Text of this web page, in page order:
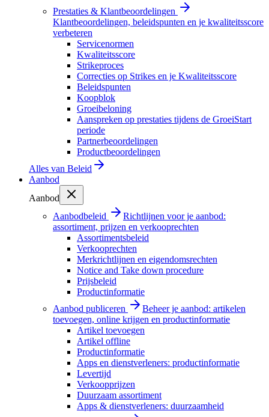
Prestaties & Klantbeoordelingen
Klantbeoordelingen, beleidspunten en je kwaliteitsscore
verbeteren
Servicenormen
Kwaliteitsscore
Strikeproces
Correcties op Strikes en je Kwaliteitsscore
Beleidspunten
Koopblok
Groeibeloning
Aanspreken op prestaties tijdens de GroeiStart
periode
Partnerbeoordelingen
Productbeoordelingen
Alles van Beleid
Aanbod
Aanbod
Aanbodbeleid
Richtlijnen voor je aanbod:
assortiment, prijzen en verkooprechten
Assortimentsbeleid
Verkooprechten
Merkrichtlijnen en eigendomsrechten
Notice and Take down procedure
Prijsbeleid
Productinformatie
Aanbod publiceren
Beheer je aanbod: artikelen
toevoegen, online krijgen en productinformatie
Artikel toevoegen
Artikel offline
Productinformatie
Apps en dienstverleners: productinformatie
Levertijd
Verkoopprijzen
Duurzaam assortiment
Apps & dienstverleners: duurzaamheid